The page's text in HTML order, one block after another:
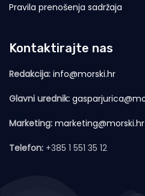
Pravila prenošenja sadržaja
Kontaktirajte nas
Redakcija: info@morski.hr
Glavni urednik:
Marketing: marketing@morski.hr
Telefon: +385 1 551 35 12